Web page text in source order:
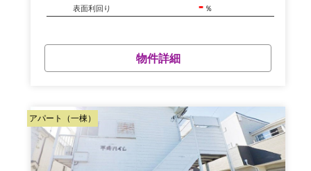
表面利回り - ％
物件詳細
アパート（一棟）